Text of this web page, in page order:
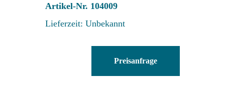
Artikel-Nr. 104009
Lieferzeit: Unbekannt
2RBT-
Preisanfrage